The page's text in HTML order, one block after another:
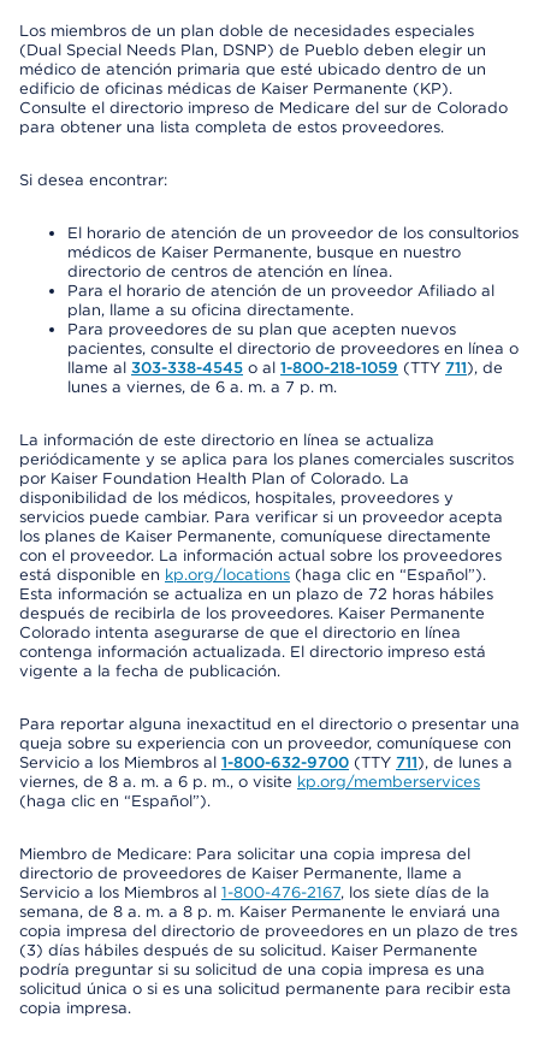
Los miembros de un plan doble de necesidades especiales
(Dual Special Needs Plan, DSNP) de Pueblo deben elegir un
médico de atención primaria que esté ubicado dentro de un
edificio de oficinas médicas de Kaiser Permanente (KP).
Consulte el directorio impreso de Medicare del sur de Colorado
para obtener una lista completa de estos proveedores.
Si desea encontrar:
El horario de atención de un proveedor de los consultorios
médicos de Kaiser Permanente, busque en nuestro
directorio de centros de atención en línea.
Para el horario de atención de un proveedor Afiliado al
plan, llame a su oficina directamente.
Para proveedores de su plan que acepten nuevos
pacientes, consulte el directorio de proveedores en línea o
llame al 303-338-4545 o al 1-800-218-1059 (TTY 711), de
lunes a viernes, de 6 a. m. a 7 p. m.
La información de este directorio en línea se actualiza
periódicamente y se aplica para los planes comerciales suscritos
por Kaiser Foundation Health Plan of Colorado. La
disponibilidad de los médicos, hospitales, proveedores y
servicios puede cambiar. Para verificar si un proveedor acepta
los planes de Kaiser Permanente, comuníquese directamente
con el proveedor. La información actual sobre los proveedores
está disponible en kp.org/locations (haga clic en “Español”).
Esta información se actualiza en un plazo de 72 horas hábiles
después de recibirla de los proveedores. Kaiser Permanente
Colorado intenta asegurarse de que el directorio en línea
contenga información actualizada. El directorio impreso está
vigente a la fecha de publicación.
Para reportar alguna inexactitud en el directorio o presentar una
queja sobre su experiencia con un proveedor, comuníquese con
Servicio a los Miembros al 1-800-632-9700 (TTY 711), de lunes a
viernes, de 8 a. m. a 6 p. m., o visite kp.org/memberservices
(haga clic en “Español”).
Miembro de Medicare: Para solicitar una copia impresa del
directorio de proveedores de Kaiser Permanente, llame a
Servicio a los Miembros al 1-800-476-2167, los siete días de la
semana, de 8 a. m. a 8 p. m. Kaiser Permanente le enviará una
copia impresa del directorio de proveedores en un plazo de tres
(3) días hábiles después de su solicitud. Kaiser Permanente
podría preguntar si su solicitud de una copia impresa es una
solicitud única o si es una solicitud permanente para recibir esta
copia impresa.